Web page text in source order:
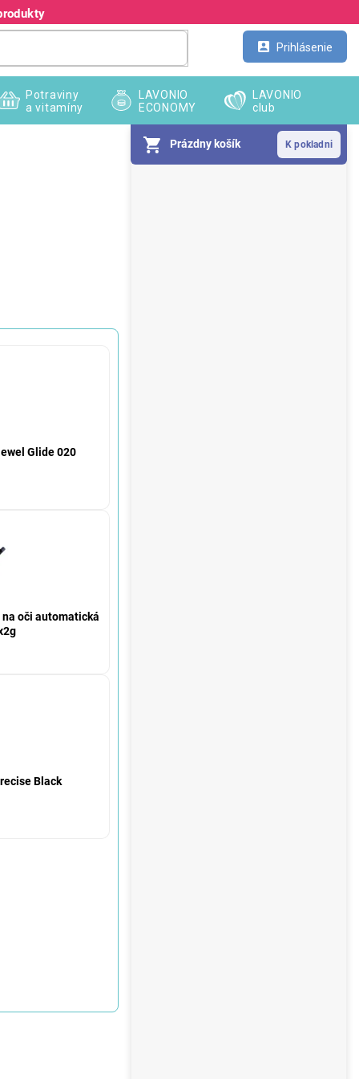
Prihlásenie
Prázdny košík
Potraviny
a vitamíny
LAVONIO
ECONOMY
LAVONIO
club
Glide 020
na oči automatická
Black